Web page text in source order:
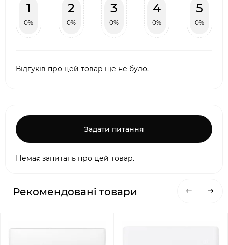
1
0%
2
0%
3
0%
4
0%
5
0%
Відгуків про цей товар ще не було.
Задати питання
Немає запитань про цей товар.
Рекомендовані товари